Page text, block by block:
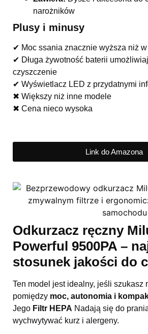
narożników
Plusy i minusy
✔ Moc ssania znacznie wyższa niż
✔ Długa żywotność baterii
czyszczenie
✔ Wyświetlacz LED z przydatnymi
✖ Większy niż inne modele
✖ Cena nieco wysoka
Link do Amazona
Odkurzacz ręczny
Powerful 9500PA –
stosunek jakości do
Ten model jest idealny, jeśli szukasz
pomiędzy moc, autonomia i
Jego Filtr HEPA Nadają się do
wychwytywać kurz i alergeny.